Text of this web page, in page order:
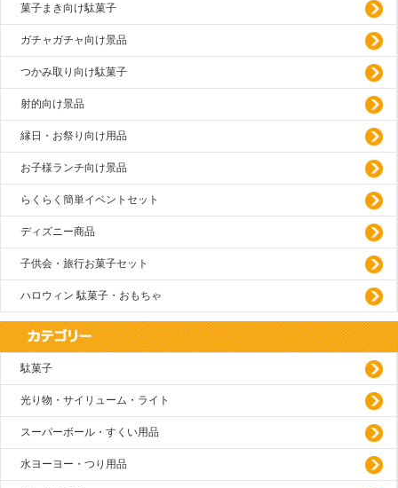
菓子まき向け駄菓子
ガチャガチャ向け景品
つかみ取り向け駄菓子
射的向け景品
縁日・お祭り向け用品
お子様ランチ向け景品
らくらく簡単イベントセット
ディズニー商品
子供会・旅行お菓子セット
ハロウィン 駄菓子・おもちゃ
駄菓子
光り物・サイリューム・ライト
スーパーボール・すくい用品
水ヨーヨー・つり用品